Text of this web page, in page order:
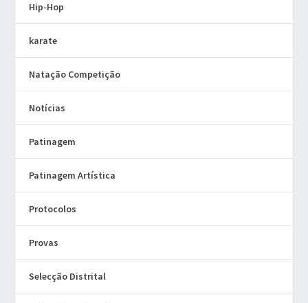
Hip-Hop
karate
Natação Competição
Notícias
Patinagem
Patinagem Artística
Protocolos
Provas
Selecção Distrital